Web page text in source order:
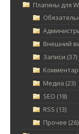
Плагины для
Внешний
Записи (37)
Медиа (23)
SEO (18)
RSS (13)
Прочее (26)